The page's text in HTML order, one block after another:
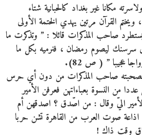
مكانا غير بغداد كالحبانية شتاء
القرآن مرتين يهدي الختمة الأولى
ويستطرد صاحب المذكرات قائلا : ” وتذكرت ما
سرسنك ليصوم رمضان ، فنرميه بكل ما
عجيبا ” ( ص 82).
وبصحبته صاحب المذكرات من دون أي حرس
من النسوة بعباءاتهن فعرفن الأمير
اليّ وقال : من اصّدق ؟ اصدقهن أم
؟! ” ( ص 90 ). وكانت اذاعة صوت العرب من القاهرة تشن حربا
وقت ذاك !